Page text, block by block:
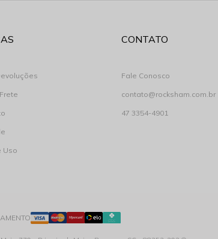
Uso
CONTATO
Fale Conosco
contato@rocksham.com.br
47 3354-4901